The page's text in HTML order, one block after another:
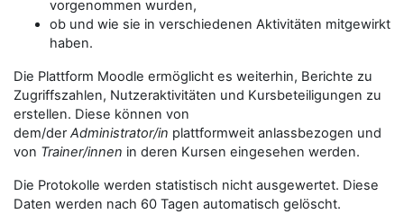
vorgenommen wurden,
ob und wie sie in verschiedenen Aktivitäten mitgewirkt
haben.
Die Plattform Moodle ermöglicht es weiterhin, Berichte zu
Zugriffszahlen, Nutzeraktivitäten und Kursbeteiligungen zu
erstellen. Diese können von
dem/derAdministrator/in plattformweit anlassbezogen und
von Trainer/innen in deren Kursen eingesehen werden.
Die Protokolle werden statistisch nicht ausgewertet. Diese
Daten werden nach 60 Tagen automatisch gelöscht.